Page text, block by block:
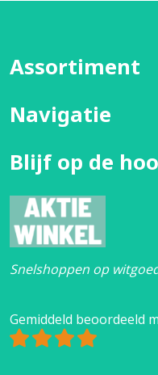
Assortiment
Navigatie
Blijf op de
Snelshoppen op
Gemiddeld beoordeeld